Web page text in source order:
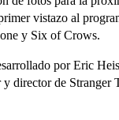
vistazo al
y Six of Crows.
por Eric
director de Stranger